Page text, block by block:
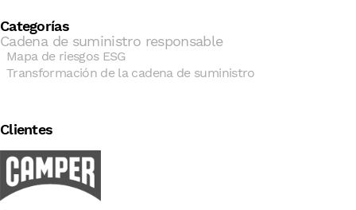
Categorías
Cadena de suministro responsable
Mapa de riesgos ESG
Transformación de la cadena de suministro
Clientes